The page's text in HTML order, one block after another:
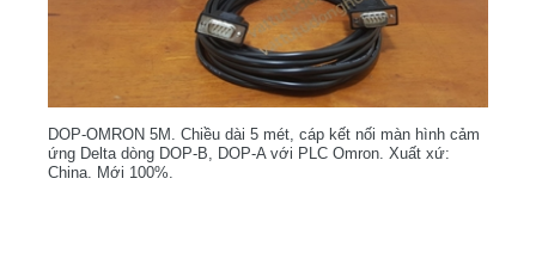
DOP-OMRON 5M. Chiều dài 5 mét, cáp kết nối màn hình cảm
ứng Delta dòng DOP-B, DOP-A với PLC Omron. Xuất xứ:
China. Mới 100%.